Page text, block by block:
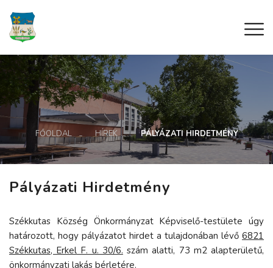
FŐOLDAL HÍREK PÁLYÁZATI HIRDETMÉNY
Pályázati Hirdetmény
Székkutas Község Önkormányzat Képviselő-testülete úgy
határozott, hogy pályázatot hirdet a tulajdonában lévő 6821
Székkutas, Erkel F. u. 30/6. szám alatti, 73 m2 alapterületű,
önkormányzati lakás bérletére.